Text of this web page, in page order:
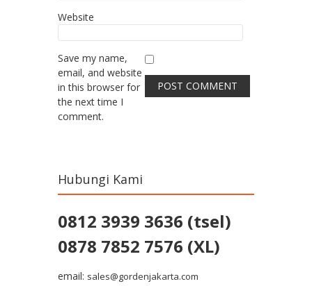
Website
Save my name,
email, and website
in this browser for
the next time I
comment.
Hubungi Kami
0812 3939 3636 (tsel)
0878 7852 7576 (XL)
email: sales@gordenjakarta.com